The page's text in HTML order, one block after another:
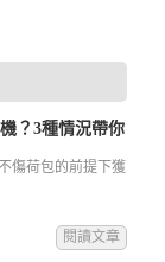
？3種情況帶你
傷荷包的前提下獲
閱讀文章